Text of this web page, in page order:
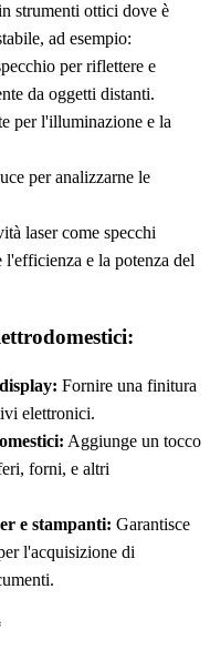
strumenti ottici dove è
ad esempio:
per riflettere e
da oggetti distanti.
per l'illuminazione e la
per analizzarne le
laser come specchi
e la potenza del
Fornire una finitura
elettronici.
Aggiunge un tocco
forni, e altri
e stampanti: Garantisce
l'acquisizione di